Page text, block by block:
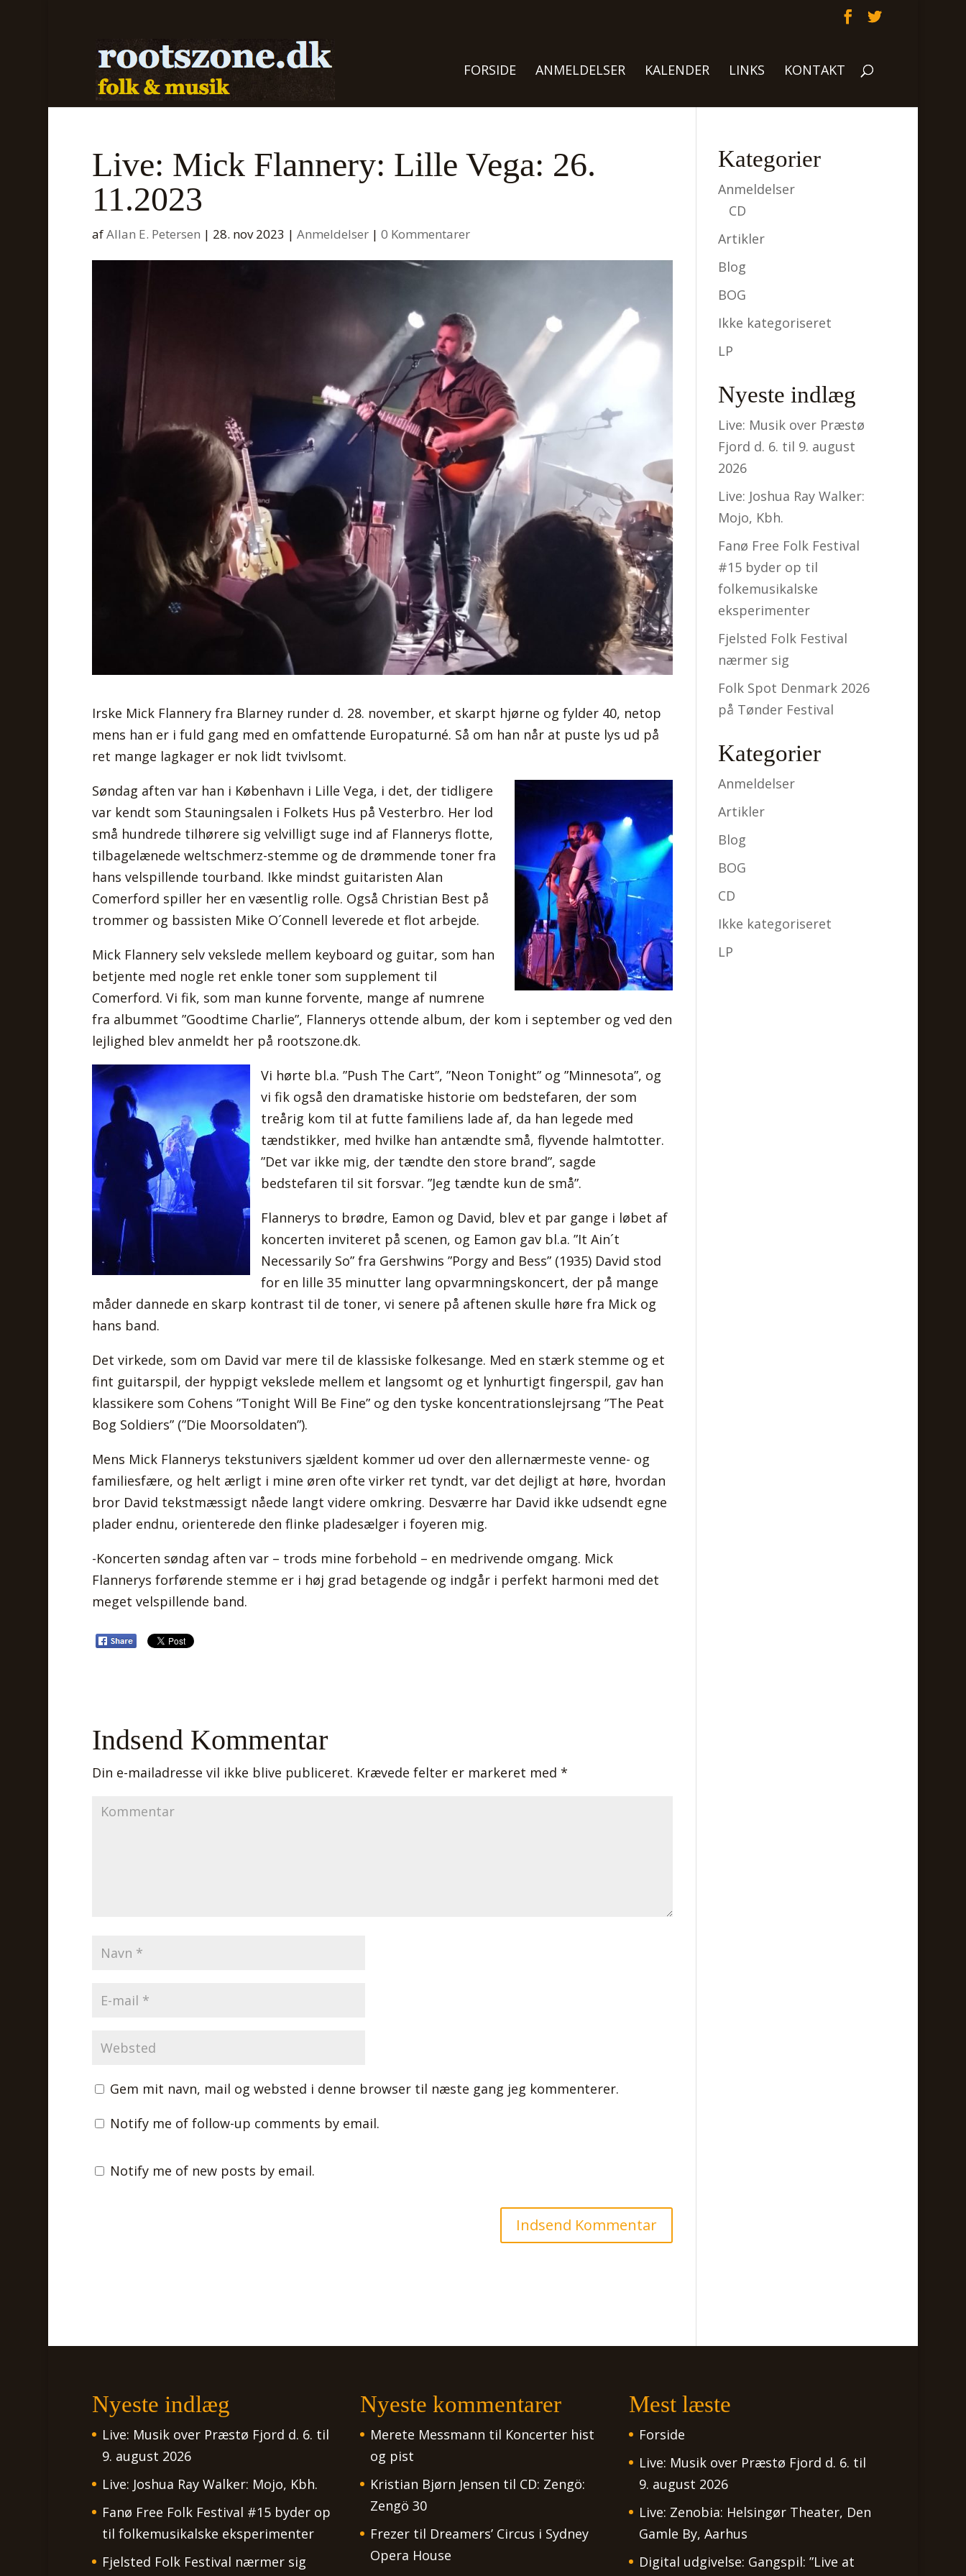
FORSIDE ANMELDELSER KALENDER LINKS KONTAKT
Live: Mick Flannery: Lille Vega: 26.
11.2023
afAllan E. Petersen | 28. nov 2023 | Anmeldelser| 0 Kommentarer
Irske Mick Flannery fra Blarney runder d. 28. november, et skarpt hjørne og fylder 40, netop
mens han er i fuld gang med en omfattende Europaturné. Så om han når at puste lys ud på
ret mange lagkager er nok lidt tvivlsomt.
Søndag aften var han i København i Lille Vega, i det, der tidligere
var kendt som Stauningsalen i Folkets Hus på Vesterbro. Her lod
små hundrede tilhørere sig velvilligt suge ind af Flannerys flotte,
tilbagelænede weltschmerz-stemme og de drømmende toner fra
hans velspillende tourband. Ikke mindst guitaristen Alan
Comerford spiller her en væsentlig rolle. Også Christian Best på
trommer og bassisten Mike O´Connell leverede et flot arbejde.
Mick Flannery selv vekslede mellem keyboard og guitar, som han
betjente med nogle ret enkle toner som supplement til
Comerford. Vi fik, som man kunne forvente, mange af numrene
fra albummet ”Goodtime Charlie”, Flannerys ottende album, der kom i september og ved den
lejlighed blev anmeldt her på rootszone.dk.
Vi hørte bl.a. ”Push The Cart”, ”Neon Tonight” og ”Minnesota”, og
vi fik også den dramatiske historie om bedstefaren, der som
treårig kom til at futte familiens lade af, da han legede med
tændstikker, med hvilke han antændte små, flyvende halmtotter.
”Det var ikke mig, der tændte den store brand”, sagde
bedstefaren til sit forsvar. ”Jeg tændte kun de små”.
Flannerys to brødre, Eamon og David, blev et par gange i løbet af
koncerten inviteret på scenen, og Eamon gav bl.a. ”It Ain´t
Necessarily So” fra Gershwins ”Porgy and Bess” (1935) David stod
for en lille 35 minutter lang opvarmningskoncert, der på mange
måder dannede en skarp kontrast til de toner, vi senere på aftenen skulle høre fra Mick og
hans band.
Det virkede, som om David var mere til de klassiske folkesange. Med en stærk stemme og et
fint guitarspil, der hyppigt vekslede mellem et langsomt og et lynhurtigt fingerspil, gav han
klassikere som Cohens ”Tonight Will Be Fine” og den tyske koncentrationslejrsang ”The Peat
Bog Soldiers” (”Die Moorsoldaten”).
Mens Mick Flannerys tekstunivers sjældent kommer ud over den allernærmeste venne- og
familiesfære, og helt ærligt i mine øren ofte virker ret tyndt, var det dejligt at høre, hvordan
bror David tekstmæssigt nåede langt videre omkring. Desværre har David ikke udsendt egne
plader endnu, orienterede den flinke pladesælger i foyeren mig.
-Koncerten søndag aften var – trods mine forbehold – en medrivende omgang. Mick
Flannerys forførende stemme er i høj grad betagende og indgår i perfekt harmoni med det
meget velspillende band.
Indsend Kommentar
Din e-mailadresse vil ikke blive publiceret. Krævede felter er markeret med *
Gem mit navn, mail og websted i denne browser til næste gang jeg kommenterer.
Notify me of follow-up comments by email.
Notify me of new posts by email.
Kategorier
Anmeldelser
CD
Artikler
Blog
BOG
Ikke kategoriseret
LP
Nyeste indlæg
Live: Musik over Præstø
Fjord d. 6. til 9. august
2026
Live: Joshua Ray Walker:
Mojo, Kbh.
Fanø Free Folk Festival
#15 byder op til
folkemusikalske
eksperimenter
Fjelsted Folk Festival
nærmer sig
Folk Spot Denmark 2026
på Tønder Festival
Kategorier
Anmeldelser
Artikler
Blog
BOG
CD
Ikke kategoriseret
LP
Nyeste indlæg
Live: Musik over Præstø Fjord d. 6. til
9. august 2026
Live: Joshua Ray Walker: Mojo, Kbh.
Fanø Free Folk Festival #15 byder op
til folkemusikalske eksperimenter
Fjelsted Folk Festival nærmer sig
Nyeste kommentarer
Merete Messmann til Koncerter hist
og pist
Kristian Bjørn Jensen til CD: Zengö:
Zengö 30
Frezer til Dreamers’ Circus i Sydney
Opera House
Mest læste
Forside
Live: Musik over Præstø Fjord d. 6. til
9. august 2026
Live: Zenobia: Helsingør Theater, Den
Gamle By, Aarhus
Digital udgivelse: Gangspil: ”Live at